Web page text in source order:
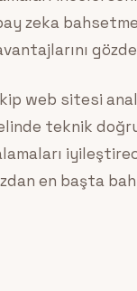
zeka
web sitesi
teknik
en başta